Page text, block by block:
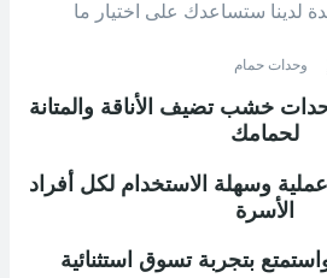
لدينا ستساعدك على اختيار ما
وحدات حمام
لحمامك
وسهلة الاستخدام لكل أفراد